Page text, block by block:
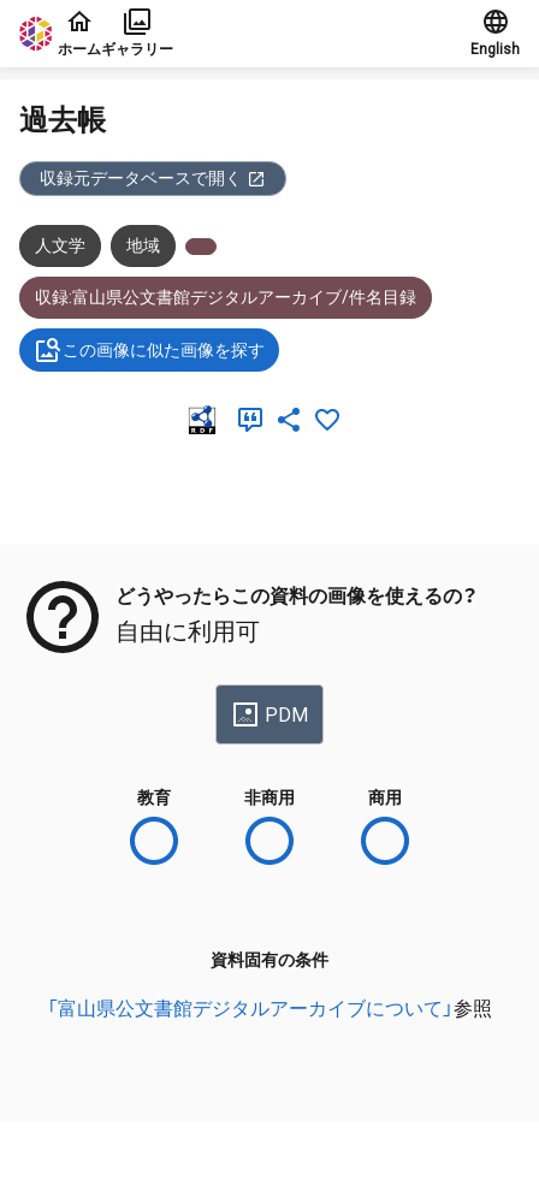
本文に飛ぶ
ホームギャラリー English
過去帳
収録元データベースで開く
人文学 地域
収録:富山県公文書館デジタルアーカイブ/件名目録
この画像に似た画像を探す
どうやったらこの資料の画像を使えるの？
自由に利用可
PDM
教育 非商用 商用
資料固有の条件
「富山県公文書館デジタルアーカイブについて」参照